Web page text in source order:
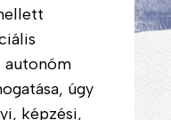
autonóm
úgy
képzési,